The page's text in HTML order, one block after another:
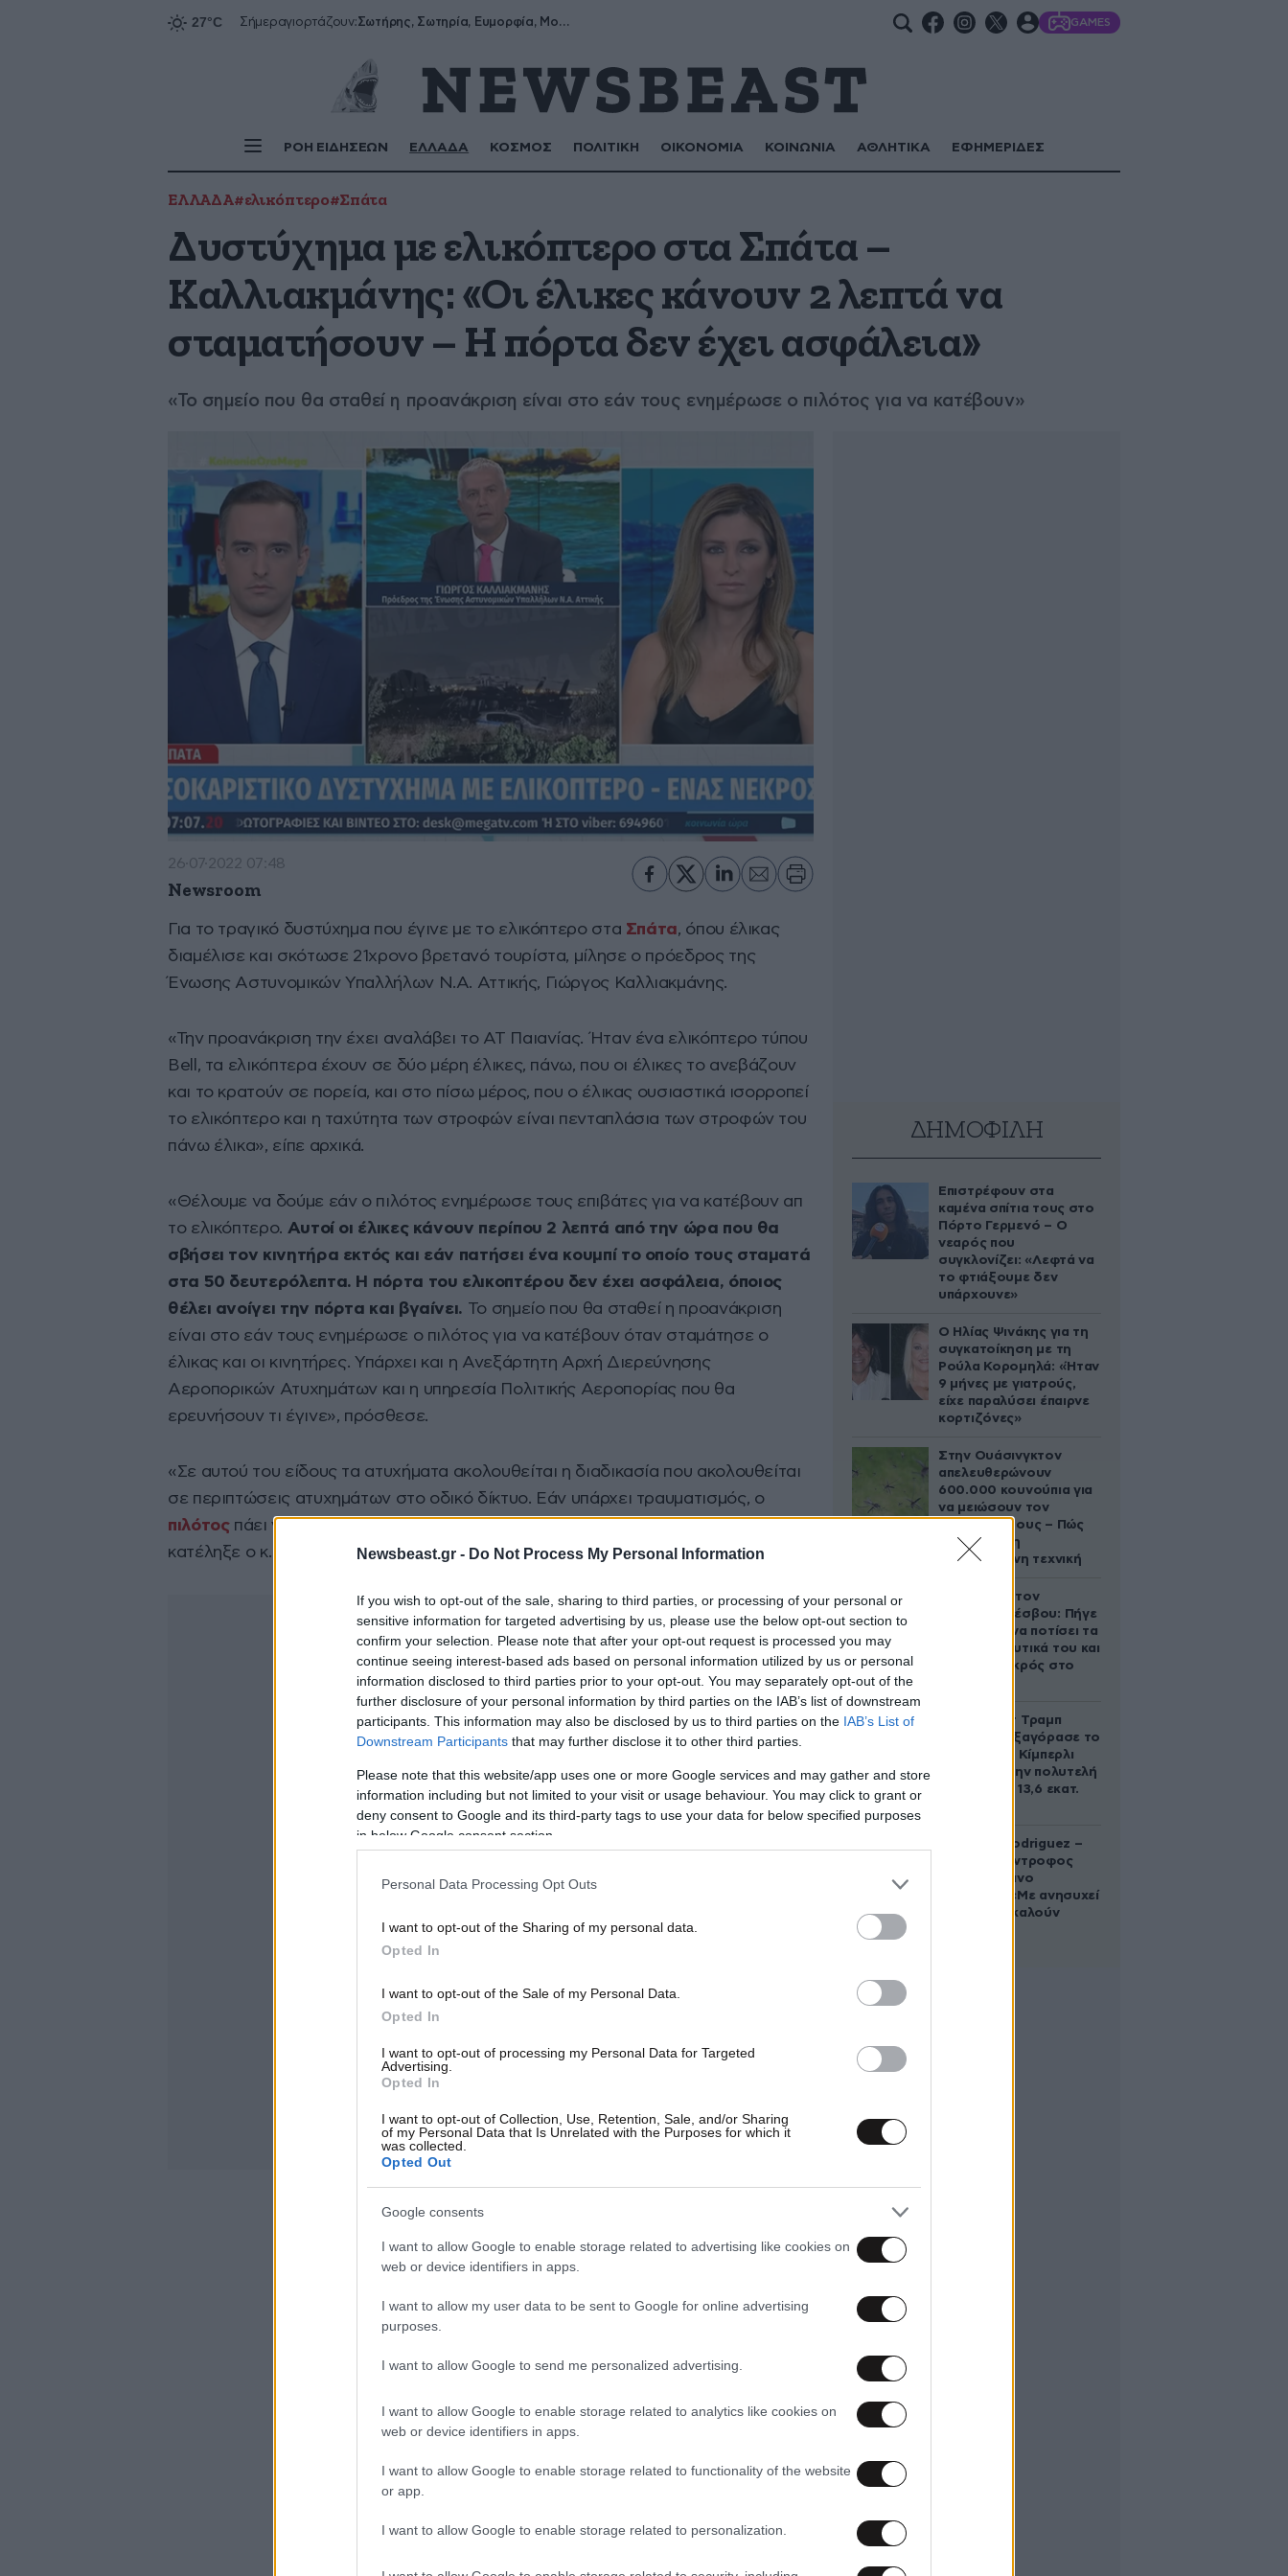
Newsbeast.gr - Do Not Process My Personal Information
If you wish to opt-out of the sale, sharing to third parties, or processing of your personal or
sensitive information for targeted advertising by us, please use the below opt-out section to
confirm your selection. Please note that after your opt-out request is processed you may
continue seeing interest-based ads based on personal information utilized by us or personal
information disclosed to third parties prior to your opt-out. You may separately opt-out of the
further disclosure of your personal information by third parties on the IAB’s list of downstream
participants. This information may also be disclosed by us to third parties on the IAB’s List of
Downstream Participants that may further disclose it to other third parties.
Please note that this website/app uses one or more Google services and may gather and store
information including but not limited to your visit or usage behaviour. You may click to grant or
deny consent to Google and its third-party tags to use your data for below specified purposes
in below Google consent section.
Personal Data Processing Opt Outs
I want to opt-out of the Sharing of my personal data.
Opted In
I want to opt-out of the Sale of my Personal Data.
Opted In
I want to opt-out of processing my Personal Data for Targeted
Advertising.
Opted In
I want to opt-out of Collection, Use, Retention, Sale, and/or Sharing
of my Personal Data that Is Unrelated with the Purposes for which it
was collected.
Opted Out
Google consents
I want to allow Google to enable storage related to advertising like cookies on
web or device identifiers in apps.
I want to allow my user data to be sent to Google for online advertising
purposes.
I want to allow Google to send me personalized advertising.
I want to allow Google to enable storage related to analytics like cookies on
web or device identifiers in apps.
I want to allow Google to enable storage related to functionality of the website
or app.
I want to allow Google to enable storage related to personalization.
Σήμεραγιορτάζουν: Σωτήρης, Σωτηρία, Ευμορφία, Μορφούλα GAMES
ΡΟΗ ΕΙΔΗΣΕΩΝ ΕΛΛΑΔΑ ΚΟΣΜΟΣ ΠΟΛΙΤΙΚΗ ΟΙΚΟΝΟΜΙΑ ΚΟΙΝΩΝΙΑ ΑΘΛΗΤΙΚΑ ΕΦΗΜΕΡΙΔΕΣ
ΕΛΛΑΔΑ#ελικόπτερο#Σπάτα
Δυστύχημα με ελικόπτερο στα Σπάτα –
Καλλιακμάνης: «Οι έλικες κάνουν 2 λεπτά να
σταματήσουν – Η πόρτα δεν έχει ασφάλεια»
«Το σημείο που θα σταθεί η προανάκριση είναι στο εάν τους ενημέρωσε ο πιλότος για να κατέβουν»
26·07·2022 07:48
Newsroom
Για το τραγικό δυστύχημα που έγινε με το ελικόπτερο στα Σπάτα, όπου έλικας
διαμέλισε και σκότωσε 21χρονο βρετανό τουρίστα, μίλησε ο πρόεδρος της
Ένωσης Αστυνομικών Υπαλλήλων Ν.Α. Αττικής, Γιώργος Καλλιακμάνης.
«Την προανάκριση την έχει αναλάβει το ΑΤ Παιανίας. Ήταν ένα ελικόπτερο τύπου
Bell, τα ελικόπτερα έχουν σε δύο μέρη έλικες, πάνω, που οι έλικες το ανεβάζουν
και το κρατούν σε πορεία, και στο πίσω μέρος, που ο έλικας ουσιαστικά ισορροπεί
το ελικόπτερο και η ταχύτητα των στροφών είναι πενταπλάσια των στροφών του
πάνω έλικα», είπε αρχικά.
«Θέλουμε να δούμε εάν ο πιλότος ενημέρωσε τους επιβάτες για να κατέβουν απ
το ελικόπτερο. Αυτοί οι έλικες κάνουν περίπου 2 λεπτά από την ώρα που θα
σβήσει τον κινητήρα εκτός και εάν πατήσει ένα κουμπί το οποίο τους σταματά
στα 50 δευτερόλεπτα. Η πόρτα του ελικοπτέρου δεν έχει ασφάλεια, όποιος
θέλει ανοίγει την πόρτα και βγαίνει. Το σημείο που θα σταθεί η προανάκριση
είναι στο εάν τους ενημέρωσε ο πιλότος για να κατέβουν όταν σταμάτησε ο
έλικας και οι κινητήρες. Υπάρχει και η Ανεξάρτητη Αρχή Διερεύνησης
Αεροπορικών Ατυχημάτων και η υπηρεσία Πολιτικής Αεροπορίας που θα
ερευνήσουν τι έγινε», πρόσθεσε.
«Σε αυτού του είδους τα ατυχήματα ακολουθείται η διαδικασία που ακολουθείται
σε περιπτώσεις ατυχημάτων στο οδικό δίκτυο. Εάν υπάρχει τραυματισμός, ο
πιλότος πάει για την αυτόφωρη διαδικασία, πάει για ανθρωποκτονία από αμέλεια»,
κατέληξε ο κ. Καλλιακμάνης.
ΔΗΜΟΦΙΛΗ
Επιστρέφουν στα
καμένα σπίτια τους στο
Πόρτο Γερμενό – Ο
νεαρός που
συγκλονίζει: «Λεφτά να
το φτιάξουμε δεν
υπάρχουνε»
Ο Ηλίας Ψινάκης για τη
συγκατοίκηση με τη
Ρούλα Κορομηλά: «Ήταν
9 μήνες με γιατρούς,
είχε παραλύσει έπαιρνε
κορτιζόνες»
Στην Ουάσινγκτον
απελευθερώνουν
600.000 κουνούπια για
να μειώσουν τον
πληθυσμό τους – Πώς
λειτουργεί η
συγκεκριμένη τεχνική
Τραγωδία στον
Ασώματο Λέσβου: Πήγε
στο κτήμα να ποτίσει τα
οπωροκηπευτικά του και
βρέθηκε νεκρός στο
Ο Ντόναλντ Τραμπ
Τζούνιορ εξαγόρασε το
μερίδιο της Κίμπερλι
Γκίλφοϊλ στην πολυτελή
έπαυλη των 13,6 εκατ.
Georgina Rodriguez –
Ξεσπά η σύντροφος
του Κριστιάνο
Ρονάλντο: «Με ανησυχεί
που με αποκαλούν